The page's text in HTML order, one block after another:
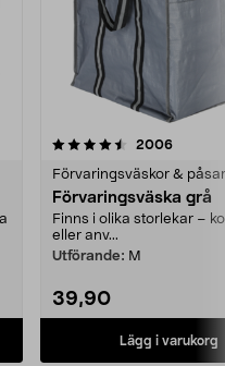
2006
Förvaringsväskor & påsar
Förvaringsväska grå
Finns i olika storlekar –
eller anv...
Utförande: M
39,90
Lägg i varukorg
4.5 av 5 stjärnor